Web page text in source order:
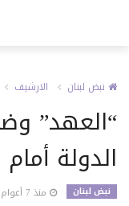
نبض لبنان الارشيف
“العهد”
الدولة
نبض لبنان منذ 7 أعوام